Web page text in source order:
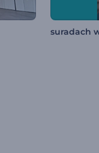
suradach